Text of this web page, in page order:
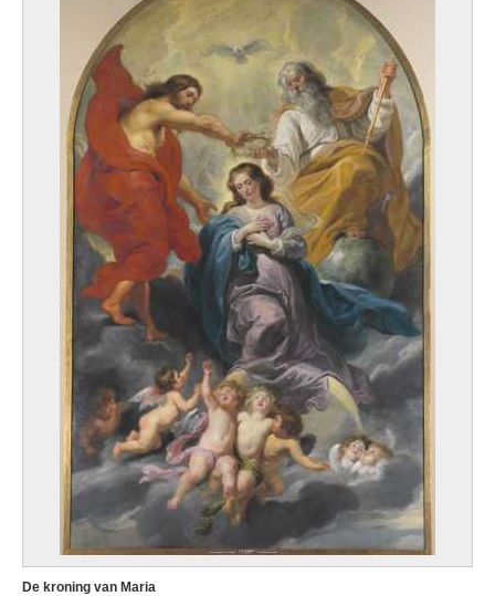
De kroning van Maria